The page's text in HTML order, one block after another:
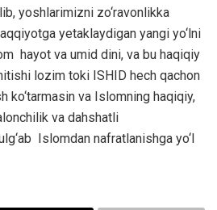
yoshlarimizni zo‘ravonlikka
yetaklaydigan yangi yo‘lni
hayot va umid dini, va bu haqiqiy
lozim toki ISHID hech qachon
ko‘tarmasin va Islomning haqiqiy,
va dahshatli
Islomdan nafratlanishga yo‘l